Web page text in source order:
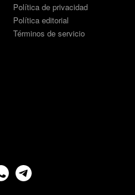
Política de privacidad
Política editorial
Términos de servicio